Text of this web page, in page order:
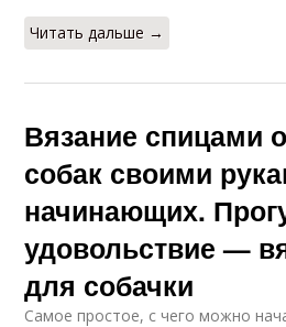
Читать дальше →
Вязание спицами
собак своими
начинающих.
удовольствие —
для собачки
Самое простое, с чего можно